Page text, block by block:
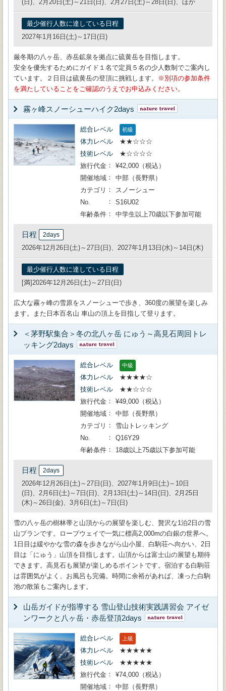
(日)、2月20日(土)～21日(日)、2月27日(土)～28日(日)、ほか
最少催行人数に達している日程
2027年1月16日(土)～17日(日)
厳冬期の八ヶ岳、赤岳鉱泉を拠点に硫黄岳を目指します。
安全を優先するためにガイド１名で定員５名の少人数制でご案内し
ています。２日目は硫黄岳の登頂に挑戦します。
別項の参加条件
を満たしていることをご確認のうえでお申込みください。
霧ヶ峰スノーシューハイク2days
総合レベル 初級
体力レベル
★★☆☆☆
技術レベル
★☆☆☆☆
旅行代金
¥42,000（税込）
開催地域
中部（長野県）
カテゴリ
スノーシュー
No.
S16U02
年齢条件
中学生以上70歳以下参加可能
日程 2days
2026年12月26日(土)～27日(日)、2027年1月13日(水)～14日(木)
最少催行人数に達している日程
[満]2026年12月26日(土)～27日(日)
広大な霧ヶ峰の雪原をスノーシューで歩き、360度の展望を楽しみ
ます。また日本百名山 車山の頂上を目指して登ります。
＜茅野駅集合＞冬の北八ヶ岳 にゅう～高見石周回トレ
ッキング2days
総合レベル 中級
体力レベル
★★★★☆
技術レベル
★★☆☆☆
旅行代金
¥49,000（税込）
開催地域
中部（長野県）
カテゴリ
雪山トレッキング
No.
Q16Y29
年齢条件
18歳以上75歳以下参加可能
日程 2days
2026年12月26日(土)～27日(日)、2027年1月9日(土)～10日
(日)、2月6日(土)～7日(日)、2月13日(土)～14日(日)、2月25日
(木)～26日(金)、3月6日(土)～7日(日)
雪の八ヶ岳の樹林帯と山頂からの展望を楽しむ、贅沢な1泊2日の雪
山プランです。ロープウェイで一気に標高2,000mの白銀の世界へ。
1日目は緩やかな雪の森を歩きながら山小屋、白駒荘へ向かい、2日
目は「にゅう」山頂を目指します。山頂からは富士山の展望も期待
できます。高見石も展望が楽しめるポイントです。宿泊する白駒荘
は雰囲気がよく、お風呂も完備。時間に余裕があれば、凍った白駒
池の散策もご案内します。
山岳ガイドが指導する 雪山登山技術実践講習会 アイゼ
ンワークと八ヶ岳・赤岳登頂2days
総合レベル 上級
体力レベル
★★★★★
技術レベル
★★★★★
旅行代金
¥74,000（税込）
開催地域
中部（長野県）